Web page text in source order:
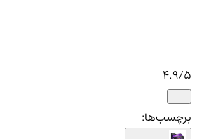
4.9/5
برچسب‌ها: